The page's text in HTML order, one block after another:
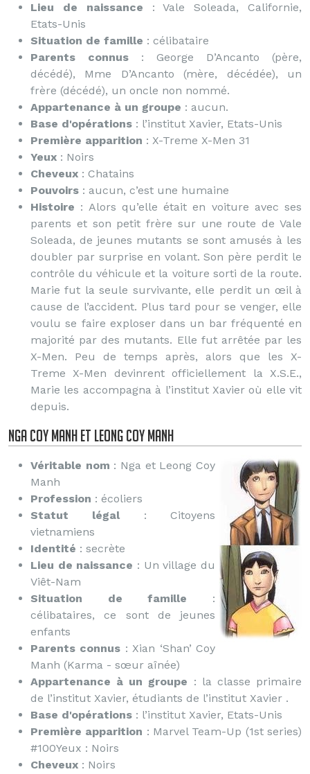
Lieu de naissance : Vale Soleada, Californie,
Etats-Unis
Situation de famille : célibataire
Parents connus : George D’Ancanto (père,
décédé), Mme D’Ancanto (mère, décédée), un
frère (décédé), un oncle non nommé.
Appartenance à un groupe : aucun.
Base d'opérations : l’institut Xavier, Etats-Unis
Première apparition : X-Treme X-Men 31
Yeux : Noirs
Cheveux : Chatains
Pouvoirs : aucun, c’est une humaine
Histoire : Alors qu’elle était en voiture avec ses
parents et son petit frère sur une route de Vale
Soleada, de jeunes mutants se sont amusés à les
doubler par surprise en volant. Son père perdit le
contrôle du véhicule et la voiture sorti de la route.
Marie fut la seule survivante, elle perdit un œil à
cause de l’accident. Plus tard pour se venger, elle
voulu se faire exploser dans un bar fréquenté en
majorité par des mutants. Elle fut arrêtée par les
X-Men. Peu de temps après, alors que les X-
Treme X-Men devinrent officiellement la X.S.E.,
Marie les accompagna à l’institut Xavier où elle vit
depuis.
Nga Coy Manh et Leong Coy Manh
Véritable nom : Nga et Leong Coy
Manh
Profession : écoliers
Statut légal : Citoyens
vietnamiens
Identité : secrète
Lieu de naissance : Un village du
Viêt-Nam
Situation de famille :
célibataires, ce sont de jeunes
enfants
Parents connus : Xian ‘Shan’ Coy
Manh (Karma - sœur aînée)
Appartenance à un groupe : la classe primaire
de l’institut Xavier, étudiants de l’institut Xavier .
Base d'opérations : l’institut Xavier, Etats-Unis
Première apparition : Marvel Team-Up (1st series)
#100Yeux : Noirs
Cheveux : Noirs